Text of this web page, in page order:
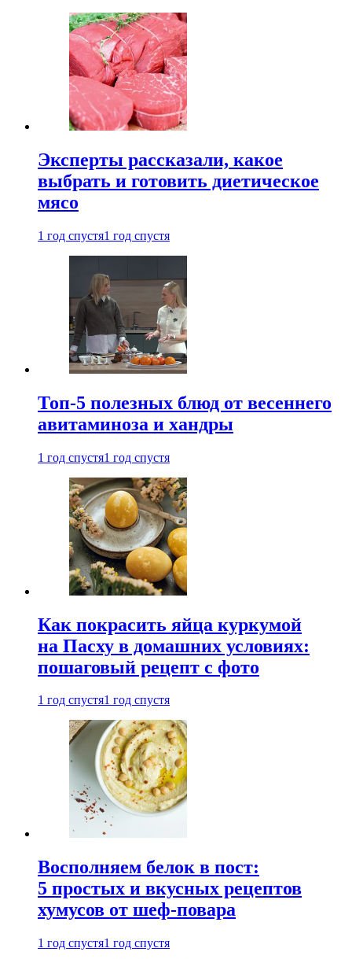
Эксперты рассказали, какое
выбрать и готовить диетическое
мясо
1 год спустя1 год спустя
Топ-5 полезных блюд от весеннего
авитаминоза и хандры
1 год спустя1 год спустя
Как покрасить яйца куркумой
на Пасху в домашних условиях:
пошаговый рецепт с фото
1 год спустя1 год спустя
Восполняем белок в пост:
5 простых и вкусных рецептов
хумусов от шеф-повара
1 год спустя1 год спустя